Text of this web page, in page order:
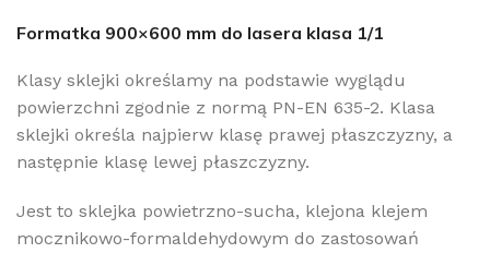
Formatka 900×600 mm do lasera klasa 1/1
Klasy sklejki określamy na podstawie wyglądu
powierzchni zgodnie z normą PN-EN 635-2. Klasa
sklejki określa najpierw klasę prawej płaszczyzny, a
następnie klasę lewej płaszczyzny.
Jest to sklejka powietrzno-sucha, klejona klejem
mocznikowo-formaldehydowym do zastosowań